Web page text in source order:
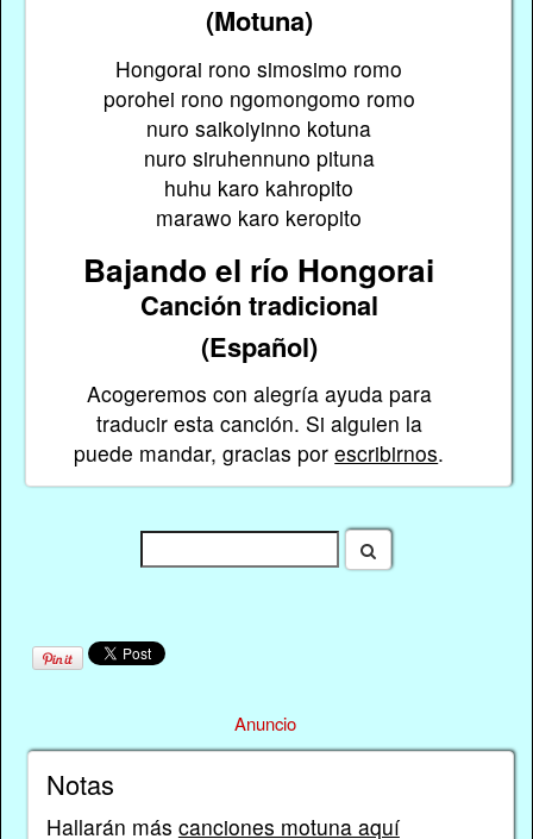
(Motuna)
Hongorai rono simosimo romo
porohei rono ngomongomo romo
nuro saikoiyinno kotuna
nuro siruhennuno pituna
huhu karo kahropito
marawo karo keropito
Bajando el río Hongorai
Canción tradicional
(Español)
Acogeremos con alegría ayuda para
traducir esta canción. Si alguien la
puede mandar, gracias porescribirnos.
Anuncio
Notas
Hallarán más canciones motuna aquí